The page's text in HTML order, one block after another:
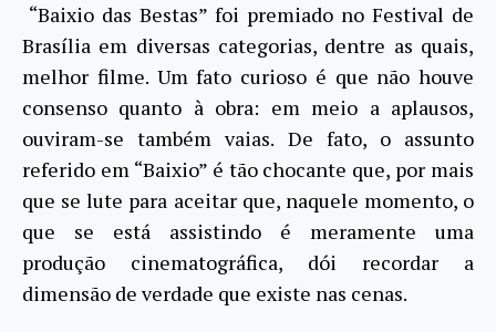
“Baixio das Bestas” foi premiado no Festival de
Brasília em diversas categorias, dentre as quais,
melhor filme. Um fato curioso é que não houve
consenso quanto à obra: em meio a aplausos,
ouviram-se também vaias. De fato, o assunto
referido em “Baixio” é tão chocante que, por mais
que se lute para aceitar que, naquele momento, o
que se está assistindo é meramente uma
produção cinematográfica, dói recordar a
dimensão de verdade que existe nas cenas.